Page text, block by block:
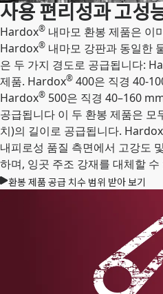
사용 편리성과 고성
Hardox® 내마모 환봉 제품은 이
Hardox® 내마모 강판과 동일한
은 두 가지 경도로 공급됩니다:
제품. Hardox® 400은 직경 40-
Hardox® 500은 직경 40–160
공급됩니다 이 두 환봉 제품은
치)의 길이로 공급됩니다. Hardox
내피로성 품질 측면에서 고강도
하며, 잉곳 주조 강재를 대체할
환봉 제품 공급 치수 범위 받아 보기